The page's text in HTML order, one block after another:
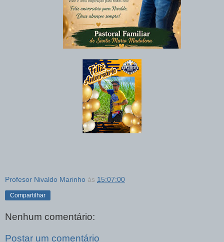
Profesor Nivaldo Marinho às 15:07:00
Compartilhar
Nenhum comentário:
Postar um comentário